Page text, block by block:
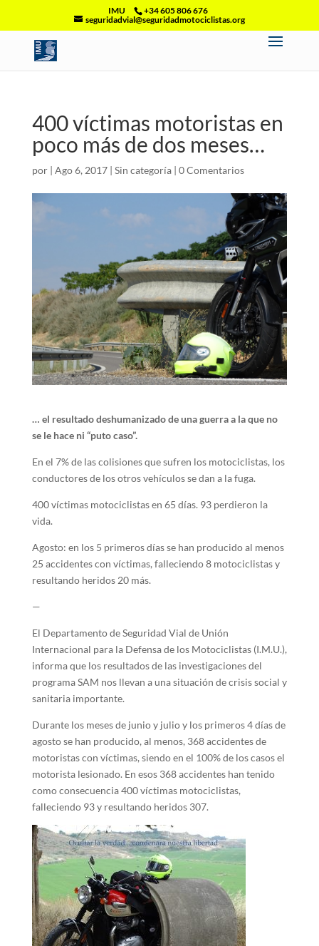
IMU
+34 605 806 676
seguridadvial@seguridadmotociclistas.org
400 víctimas motoristas en
poco más de dos meses…
por | Ago 6, 2017| Sin categoría| 0 Comentarios
… el resultado deshumanizado de una guerra a la que no
se le hace ni “puto caso”.
En el 7% de las colisiones que sufren los motociclistas, los
conductores de los otros vehículos se dan a la fuga.
400 víctimas motociclistas en 65 días. 93 perdieron la
vida.
Agosto: en los 5 primeros días se han producido al menos
25 accidentes con víctimas, falleciendo 8 motociclistas y
resultando heridos 20 más.
—
El Departamento de Seguridad Vial de Unión
Internacional para la Defensa de los Motociclistas (I.M.U.),
informa que los resultados de las investigaciones del
programa SAM nos llevan a una situación de crisis social y
sanitaria importante.
Durante los meses de junio y julio y los primeros 4 días de
agosto se han producido, al menos, 368 accidentes de
motoristas con víctimas, siendo en el 100% de los casos el
motorista lesionado. En esos 368 accidentes han tenido
como consecuencia 400 víctimas motociclistas,
falleciendo 93 y resultando heridos 307.